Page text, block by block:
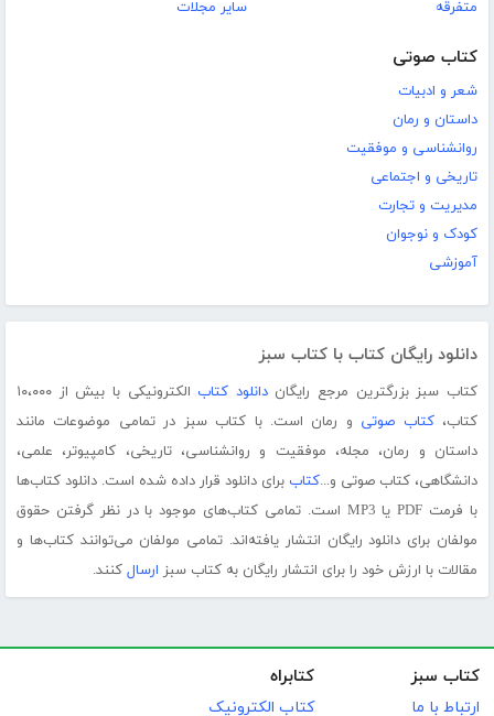
متفرقه
سایر مجلات
کتاب صوتی
شعر و ادبیات
داستان و رمان
روانشناسی و موفقیت
تاریخی و اجتماعی
مدیریت و تجارت
کودک و نوجوان
آموزشی
دانلود رایگان کتاب با کتاب سبز
کتاب سبز بزرگترین مرجع رایگاندانلود کتاب
الکترونیکی با بیش از ۱۰،۰۰۰
کتاب،کتاب صوتی و رمان است. با کتاب سبز در تمامی موضوعات مانند
داستان و رمان، مجله، موفقیت و روانشناسی، تاریخی، کامپیوتر، علمی،
دانشگاهی، کتاب صوتی و...کتاب برای دانلود قرار داده شده است. دانلود کتاب‌ها
با فرمت PDF یا MP3 است. تمامی کتاب‌های موجود با در نظر گرفتن حقوق
مولفان برای دانلود رایگان انتشار یافته‌اند. تمامی مولفان می‌توانند کتاب‌ها و
مقالات با ارزش خود را برای انتشار رایگان به کتاب سبز ارسال کنند.
کتاب سبز
ارتباط با ما
کتابراه
کتاب الکترونیک